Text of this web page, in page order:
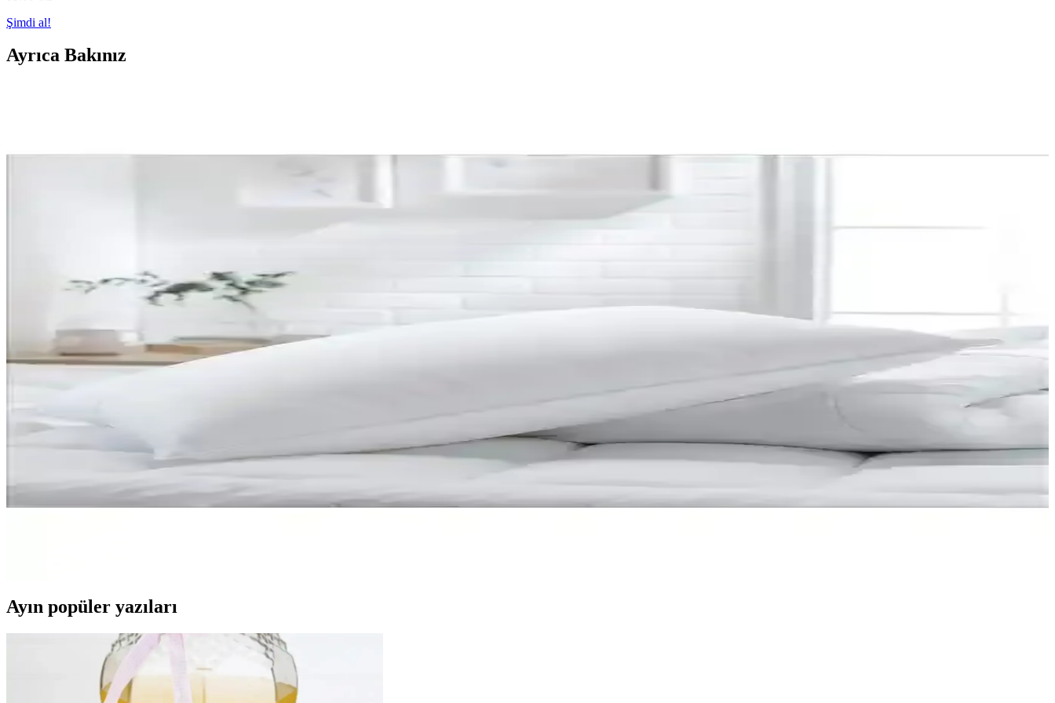
Şimdi al!
Ayrıca Bakınız
Bohem Tarzında El İşçiliğiyle Üretilmiş Dekoratif Aynalar: Şık ve Doğal Bir Dekorasyon Seçeneği
El işçiliği ve doğal malzemelerle tasarlanmış bohem aynalar, şık ve sıcak atmosferler yaratır. Dayanıklı yapısı ve özgün tasarımıyla evinizde fark yaratır.
Turuncu Rafya Ayna Boncuklu 3'lü Set: Şık ve Canlı Ev Dekorasyonu İçin Uygun
Nesco ve Teksnil Home Boncuk Silikon Yastık Karşılaştırması: Özellikler ve Kullanıcı Yorumları
Nesco ve Teksnil Home boncuk silikon yastıklarını detaylı karşılaştırıyoruz. Her iki ürünün özellikleri, kullanıcı yorumları ve avantajlarıyla, bilinçli seçim yapmanızı sağlıyoruz.
Duvetta Kapitone Yün Boncuk Yastık: Doğal ve Sağlıklı Uyku İçin Yüksek Kalite Seçenek
Yüksek kaliteli malzemelerle üretilen, makinede yıkanabilir ve dayanıklı Altın Pamuk Kırlent İç Yastığı, estetik ve fonksiyonelliği bir arada sunar. Konfor ve şıklığı evinize taşıyan ideal çözüm.
Evren Ev Tekstil Boncuk Silikon Elyaf: Çok Amaçlı ve Sağlıklı Dolgu Malzemesi
Evren Ev Tekstil Boncuk Silikon Elyaf, antibakteriyel, hafif ve makinede yıkanabilir özellikleriyle çok çeşitli projelerde tercih edilen kaliteli dolgu malzemesidir.
Ayın popüler yazıları